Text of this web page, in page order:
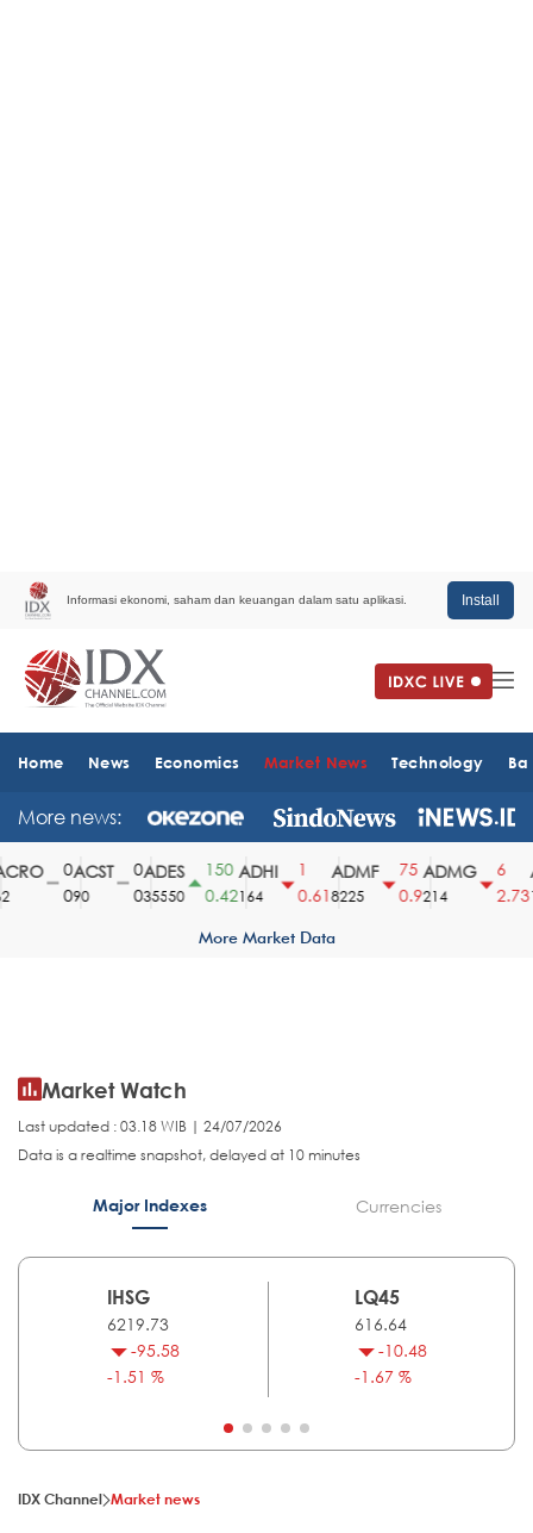
Informasi ekonomi, saham dan keuangan dalam satu aplikasi. Install
Home News Economics Market News Technology
More news:
ACST
90
ADES
35550
150
0.42
ADHI
164
0.61
ADMF
8225
75
0.9
ADMG
214
2.73
More Market Data
Market Watch
Last updated : 03.18 WIB | 24/07/2026
Data is a realtime snapshot, delayed at 10 minutes
Major Indexes Currencies
IHSG
6219.73
-95.58
-1.51 %
LQ45
616.64
-10.48
-1.67 %
IDX Channel Market news